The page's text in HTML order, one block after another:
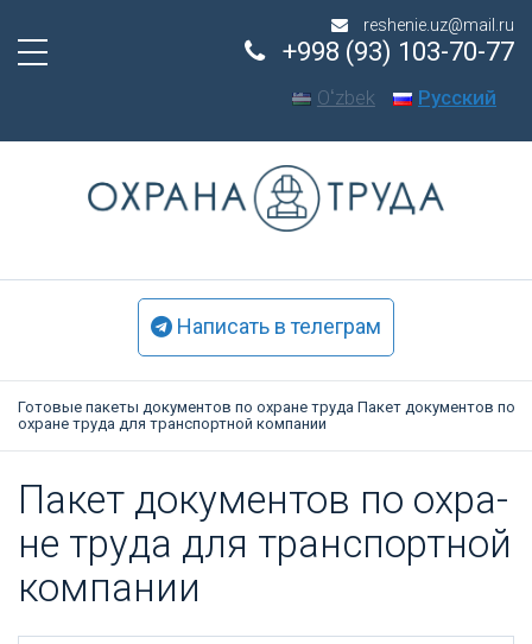
reshenie.uz@mail.ru
Oʻzbek Русский
+998 (93) 103-70-77
Написать в телеграм
Готовые пакеты документов по охране труда Пакет документов по
охране труда для транспортной компании
Па­кет до­кумен­тов по ох­ра­
не тру­да для тран­спортной
ком­па­нии